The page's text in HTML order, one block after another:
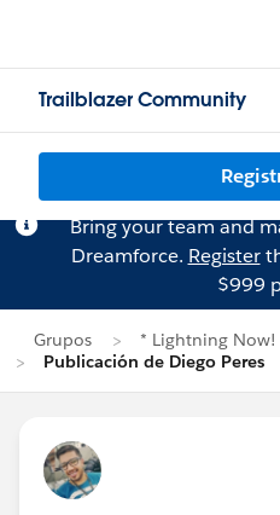
Trailblazer Community
Bring your team and
Dreamforce. Register
$999
Grupos
* Lightning Now!
Publicación de Diego Peres